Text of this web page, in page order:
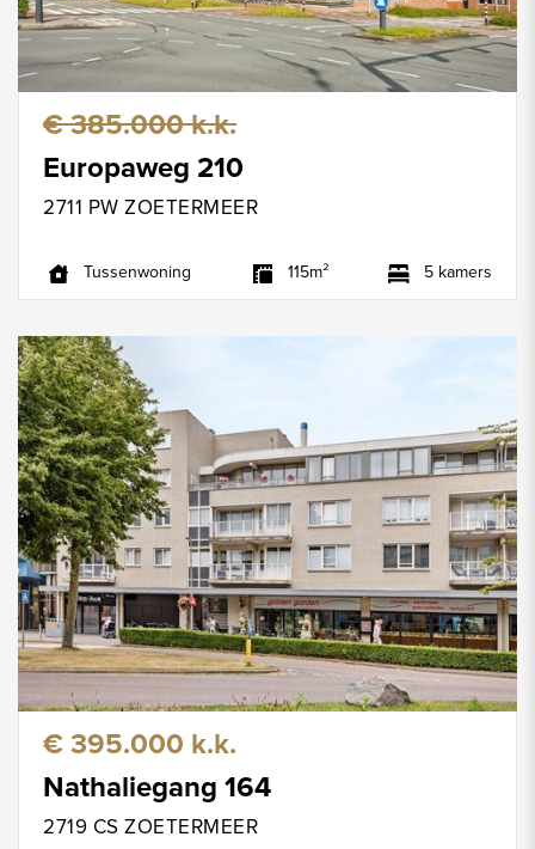
€ 385.000 k.k.
Europaweg 210
2711 PW ZOETERMEER
Tussenwoning 115m² 5 kamers
€ 395.000 k.k.
Nathaliegang 164
2719 CS ZOETERMEER